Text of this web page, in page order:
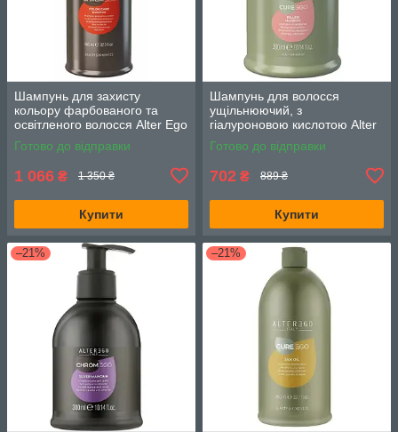
Шампунь для захисту
кольору фарбованого та
освітленого волосся Alter Ego
Chromego 950 мл.
Готово до відправки
1 066 ₴ 1 350 ₴
Купити
Шампунь для волосся
ущільнюючий, з
гіалуроновою кислотою Alter
Ego Curego Filler 300 мл.
Готово до відправки
702 ₴ 889 ₴
Купити
–21% –21%